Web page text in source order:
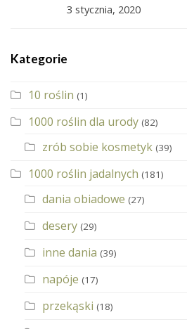
3 stycznia, 2020
Kategorie
10 roślin (1)
1000 roślin dla urody (82)
zrób sobie kosmetyk (39)
1000 roślin jadalnych (181)
dania obiadowe (27)
desery (29)
inne dania (39)
napóje (17)
przekąski (18)